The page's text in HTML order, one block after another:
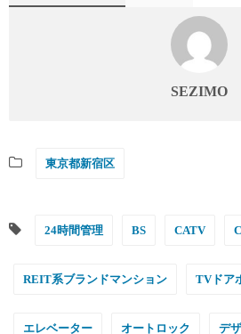
SEZIMO
東京都新宿区
24時間管理 BS CATV
REIT系ブランドマンション TVドア
エレベーター オートロック デ